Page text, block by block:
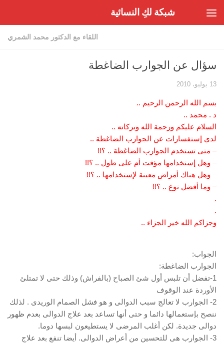
شبكة لكِ النسائية
اللقاء مع الدكتور محمد الشمري
سؤال عن الجوارب الضاغطة
13 يوليو، 2010
بسم الله الرحمن الرحيم ..
د . محمد ..
السلام عليكم ورحمة الله وبركاته ..
لدي إستفسارات عن الجوارب الضاغطة ..
– متى تستخدم الجوارب الضاغطة .. ؟!!
– وهل إستخدامها مؤقت أم على طول .. ؟!!
– وهل هناك أمراض معينة لإستخدامها .. ؟!!
– وما أفضل نوع .. ؟!!
.
.
وجزاكم الله خير الجزاء ..
الجواب:
الجوارب الضاغطة:
1-تفضل أن تلبس أول شئ الصباح (بالفراش) وذلك حتى لا تمتلئ
الأوردة عند الوقوف
2- الجوارب لا تعالج سبب الدوالى و هو فشل الصمام الوريدى . لذلك
ننصح بإستعمالها دائما و حتى أنها تساعد بعد علاج الدوالى بعدم ظهور
دوالى جديدة. لكن أغلب المرضى لا يستطيعون لبسها دوما.
3- الجوارب هى للتحسين من أعراض الدوالى. أيضا تنفع بعد علاج